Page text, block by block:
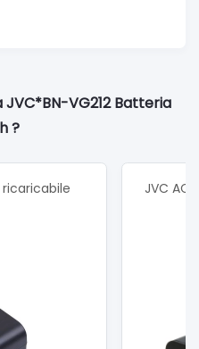
VG212 Batteria
?
ricaricabile
JVC AC-